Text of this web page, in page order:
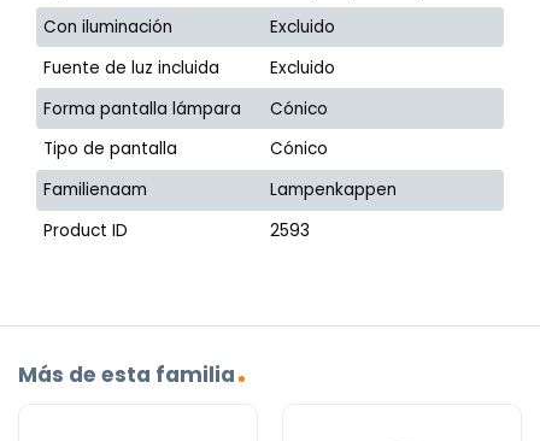
Con iluminación
Excluido
Fuente de luz incluida
Excluido
Forma pantalla lámpara
Cónico
Tipo de pantalla
Cónico
Familienaam
Lampenkappen
Product ID
2593
Más de esta familia